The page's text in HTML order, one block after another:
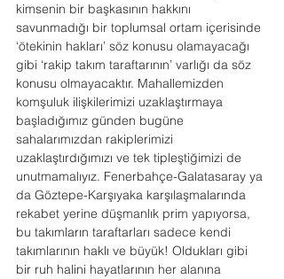
kimsenin bir başkasının hakkını
savunmadığı bir toplumsal ortam içerisinde
‘ötekinin hakları’ söz konusu olamayacağı
gibi ‘rakip takım taraftarının’ varlığı da söz
konusu olmayacaktır. Mahallemizden
komşuluk ilişkilerimizi uzaklaştırmaya
başladığımız günden bugüne
sahalarımızdan rakiplerimizi
uzaklaştırdığımızı ve tek tipleştiğimizi de
unutmamalıyız. Fenerbahçe-Galatasaray ya
da Göztepe-Karşıyaka karşılaşmalarında
rekabet yerine düşmanlık prim yapıyorsa,
bu takımların taraftarları sadece kendi
takımlarının haklı ve büyük! Oldukları gibi
bir ruh halini hayatlarının her alanına